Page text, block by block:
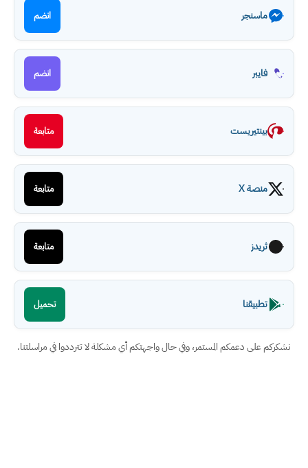
ماسنجر انضم
فايبر انضم
بينتيريست متابعة
منصة X متابعة
ثريدز متابعة
تطبيقنا تحميل
نشكركم على دعمكم المستمر، وفي حال واجهتكم أي مشكلة لا تترددوا في مراسلتنا.